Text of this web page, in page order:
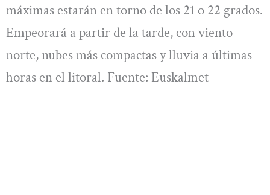
máximas estarán en torno de los 21 o 22 grados.
Empeorará a partir de la tarde, con viento
norte, nubes más compactas y lluvia a últimas
horas en el litoral. Fuente: Euskalmet